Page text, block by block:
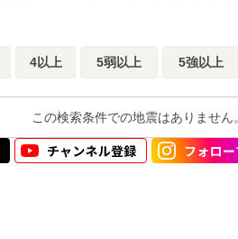
4以上 5弱以上 5強以上
この検索条件での地震はありません。